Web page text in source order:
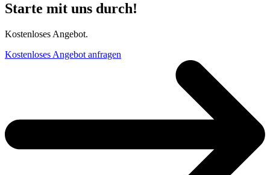
Starte mit uns durch!
Kostenloses Angebot.
Kostenloses Angebot anfragen